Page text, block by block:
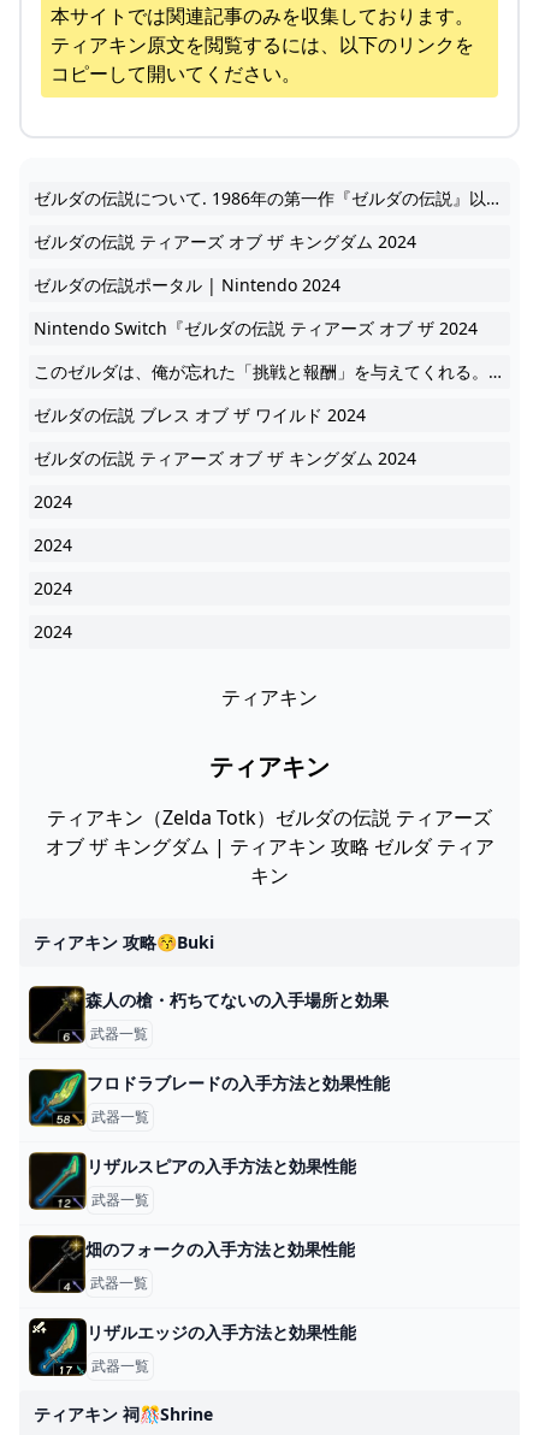
本サイトでは関連記事のみを収集しております。
ティアキン原文を閲覧するには、以下のリンクを
コピーして開いてください。
ゼルダの伝説について. 1986年の第一作『ゼルダの伝説』以来、 30年以上にわたり シリーズ作が発売されている アクションアドベンチャーゲーム。 2024
ゼルダの伝説 ティアーズ オブ ザ キングダム 2024
ゼルダの伝説ポータル | Nintendo 2024
Nintendo Switch『ゼルダの伝説 ティアーズ オブ ザ 2024
このゼルダは、俺が忘れた「挑戦と報酬」を与えてくれる。 地図無き世界を自由に探索できる、ワクワクする冒険が体験できる。 同世代の俺達は明日を凌ぐために日々病んで 2024
ゼルダの伝説 ブレス オブ ザ ワイルド 2024
ゼルダの伝説 ティアーズ オブ ザ キングダム 2024
2024
2024
2024
2024
ティアキン
ティアキン
ティアキン（Zelda Totk）ゼルダの伝説 ティアーズ
オブ ザ キングダム | ティアキン 攻略 ゼルダ ティア
キン
ティアキン 攻略😚buki
森人の槍・朽ちてないの入手場所と効果
武器一覧
フロドラブレードの入手方法と効果性能
武器一覧
リザルスピアの入手方法と効果性能
武器一覧
畑のフォークの入手方法と効果性能
武器一覧
リザルエッジの入手方法と効果性能
武器一覧
ティアキン 祠🎊shrine